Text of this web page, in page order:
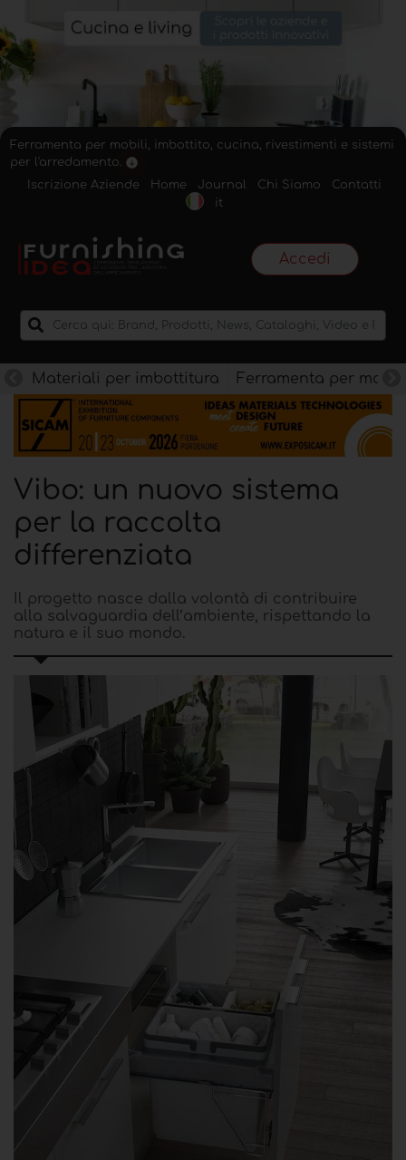
Ferramenta per mobili, imbottito, cucina, rivestimenti e sistemi
per l'arredamento.
Iscrizione Aziende
Home Journal Chi Siamo
Contatti
it
Accedi
Materiali per imbottitura Ferramenta per mobili
Vibo: un nuovo sistema
per la raccolta
differenziata
Il progetto nasce dalla volontà di contribuire
alla salvaguardia dell’ambiente, rispettando la
natura e il suo mondo.